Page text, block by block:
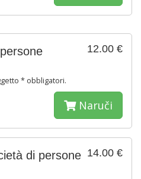
12.00 €
* obbligatori.
Naruči
14.00 €
di persone